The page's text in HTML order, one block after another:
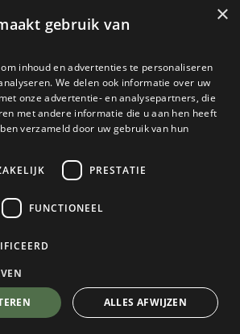
Wrap
over dit product via WhatsApp
×
gebruik van
inhoud en advertenties te personaliseren
We delen ook informatie over uw
onze advertentie- en analysepartners, die
met andere informatie die u aan hen heeft
verzameld door uw gebruik van hun
PRESTATIE
FUNCTIONEEL
ALLES AFWIJZEN